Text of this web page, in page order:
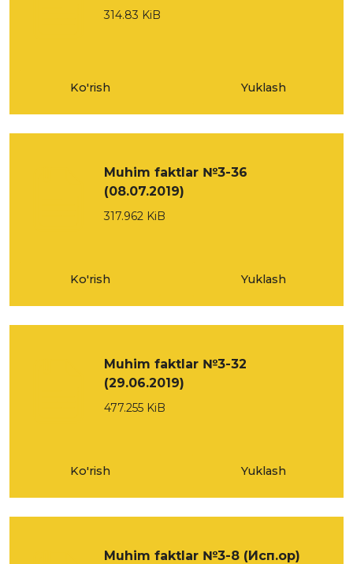
314.83 KiB
Ko'rish Yuklash
Muhim faktlar №3-36
(08.07.2019)
317.962 KiB
Ko'rish Yuklash
Muhim faktlar №3-32
(29.06.2019)
477.255 KiB
Ko'rish Yuklash
Muhim faktlar №3-8 (Исп.ор)